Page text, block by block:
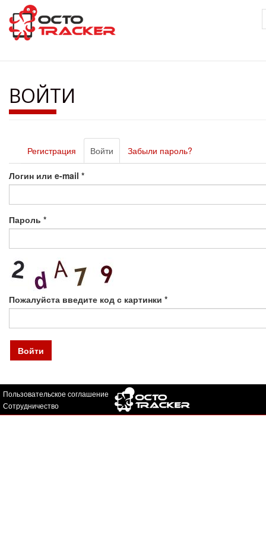
Перейти
основному
содержанию
ВОЙТИ
Главные
вкладки
Регистрация Войти (активная
вкладка)
Забыли пароль?
Логин или e-mail *
Пароль *
Пожалуйста введите код с картинки *
Войти
Пользовательское соглашение
Сотрудничество